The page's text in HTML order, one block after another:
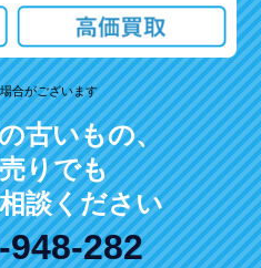
合がございます
古いもの、
りでも
談ください
948-282